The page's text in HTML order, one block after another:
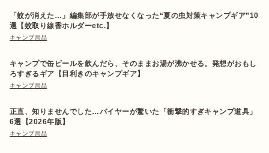
「蚊が消えた…」編集部が手放せなくなった“夏の虫対策キャンプギア”10
選【蚊取り線香ホルダーetc.】
キャンプ用品
キャンプで缶ビールを飲んだら、そのままお湯が沸かせる。発想がおもし
ろすぎるギア【目利きのキャンプギア】
キャンプ用品
正直、知りませんでした…バイヤーが驚いた「衝撃的すぎキャンプ道具」
6選【2026年版】
キャンプ用品